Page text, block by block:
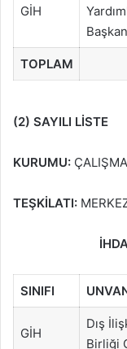
GİH
TOPLAM
(2) SAYILI LİSTE
KURUMU:
TEŞKİLATI:
SINIFI
GİH
Dış
Birliği